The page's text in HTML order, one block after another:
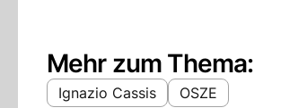
Mehr zum Thema:
Ignazio Cassis OSZE